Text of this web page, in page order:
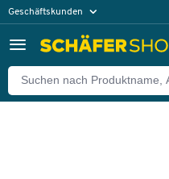
Geschäftskunden
Zurück